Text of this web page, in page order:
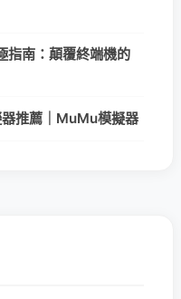
南：顛覆終端機的
推薦｜MuMu模擬器